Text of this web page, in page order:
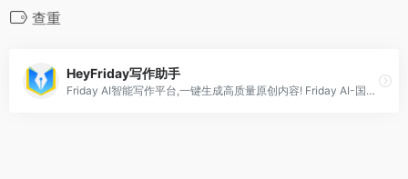
查重
HeyFriday写作助手
Friday AI智能写作平台,一键生成高质量原创内容! Friday AI-国内顶尖算法模型,AI自动生成原创文章,60+丰富写作模板,十大写作场景全覆盖,支持改写,续写,扩写,搜索引擎优化,全场景媒体运营神器!